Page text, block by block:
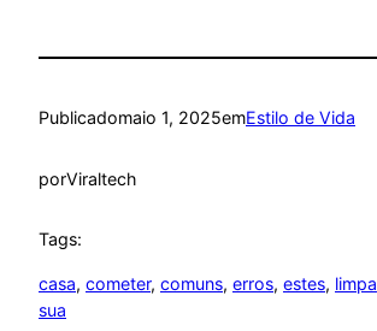
Publicadomaio 1, 2025emEstilo de Vida
porViraltech
Tags:
casa, cometer, comuns, erros, estes, limpa
sua